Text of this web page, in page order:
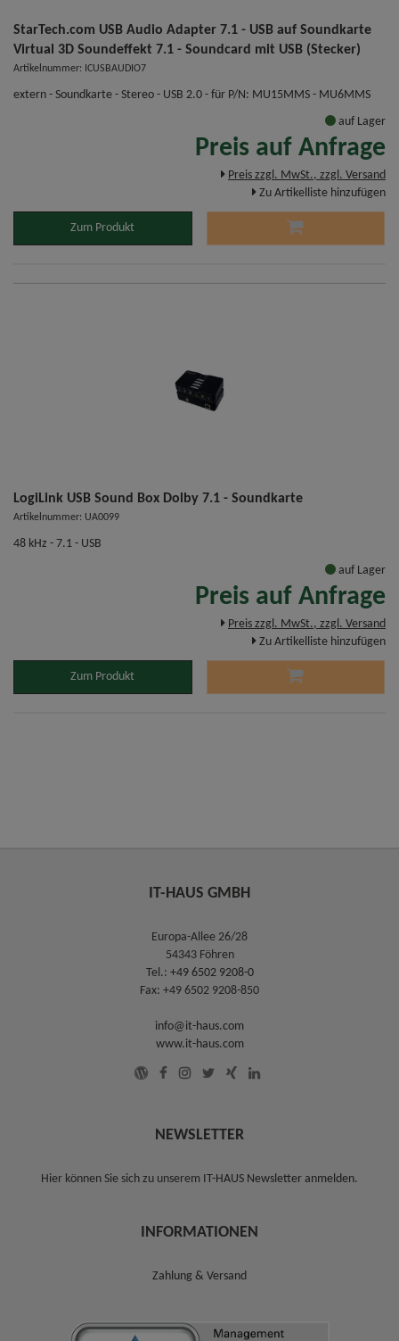
StarTech.com USB Audio Adapter 7.1 - USB auf Soundkarte
Virtual 3D Soundeffekt 7.1 - Soundcard mit USB (Stecker)
Artikelnummer: ICUSBAUDIO7
extern - Soundkarte - Stereo - USB 2.0 - für P/N: MU15MMS - MU6MMS
auf Lager
Preis auf Anfrage
Preis zzgl. MwSt., zzgl. Versand
Zu Artikelliste hinzufügen
Zum Produkt
LogiLink USB Sound Box Dolby 7.1 - Soundkarte
Artikelnummer: UA0099
48 kHz - 7.1 - USB
auf Lager
Preis auf Anfrage
Preis zzgl. MwSt., zzgl. Versand
Zu Artikelliste hinzufügen
Zum Produkt
IT-HAUS GMBH
Europa-Allee 26/28
54343 Föhren
Tel.: +49 6502 9208-0
Fax: +49 6502 9208-850
info@it-haus.com
www.it-haus.com
NEWSLETTER
Hier können Sie sich zu unserem IT-HAUS Newsletter anmelden.
INFORMATIONEN
Zahlung & Versand